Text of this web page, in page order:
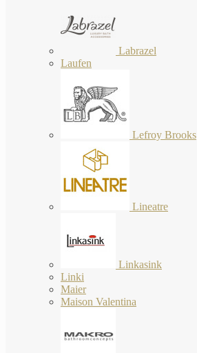
Labrazel
Laufen
Lefroy Brooks
Lineatre
Linkasink
Linki
Maier
Maison Valentina